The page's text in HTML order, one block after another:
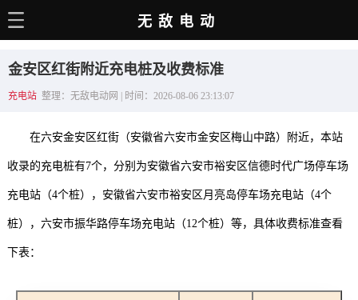
电动百科
选车推荐
充电站
用车百科
无敌电动
金安区红街附近充电桩及收费标准
充电站 整理：无敌电动网 | 时间：2026-08-06 23:13:07
在六安金安区红街（安徽省六安市金安区梅山中路）附近，本站
收录的充电桩有7个，分别为安徽省六安市裕安区信德时代广场停车场
充电站（4个桩），安徽省六安市裕安区月亮岛停车场充电站（4个
桩），六安市振华路停车场充电站（12个桩）等，具体收费标准查看
下表：